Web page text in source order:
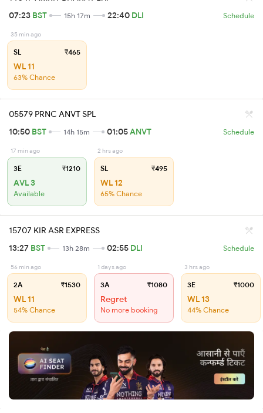
07:23 BST 15h 17m 22:40 DLI Schedule
35 min ago
SL ₹465
WL 11
63% Chance
05579 PRNC ANVT SPL
10:50 BST 14h 15m 01:05ANVT Schedule
17 min ago
3E ₹1210
AVL 3
Available
2 hrs ago
SL ₹495
WL 12
65% Chance
15707 KIR ASR EXPRESS
13:27 BST 13h 28m 02:55 DLI Schedule
56 min ago
2A ₹1530
WL 11
54% Chance
1 days ago
3A ₹1080
Regret
No more booking
3 hrs ago
3E ₹1000
WL 13
44% Chance